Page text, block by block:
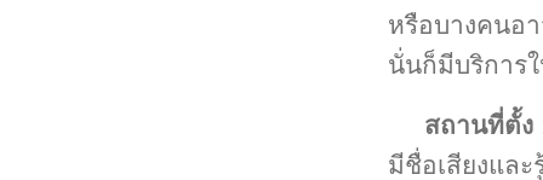
หรือบางคนอ
นั่นก็มีบริการ
สถานที่ตั้ง
มีชื่อเสียงแล